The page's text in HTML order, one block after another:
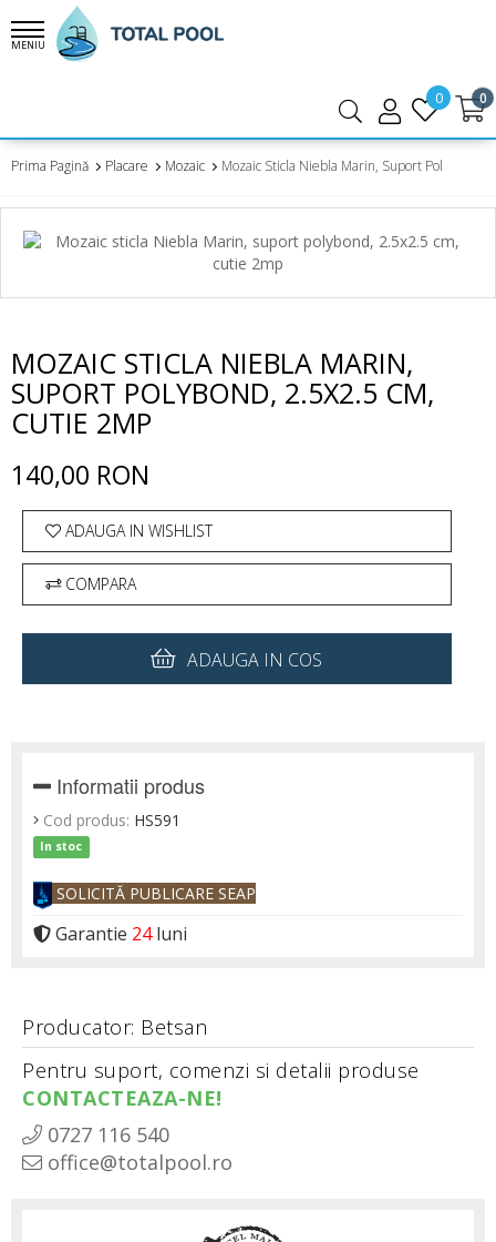
MENIU
0 0
Prima Pagină Placare Mozaic Mozaic Sticla Niebla Marin, Suport Polybond,
MOZAIC STICLA NIEBLA MARIN,
SUPORT POLYBOND, 2.5X2.5 CM,
CUTIE 2MP
140,00 RON
ADAUGA IN WISHLIST
COMPARA
ADAUGA IN COS
Informatii produs
Cod produs: HS591
In stoc
SOLICITĂ PUBLICARE SEAP
Garantie 24luni
Producator: Betsan
Pentru suport, comenzi si detalii produse
CONTACTEAZA-NE!
0727 116 540
office@totalpool.ro